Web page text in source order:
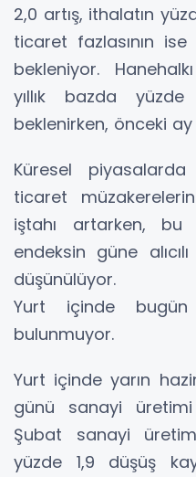
2,0 artış, ithalatın
ticaret fazlasının
bekleniyor.
yıllık bazda
beklenirken, önceki ay
Küresel
ticaret
iştahı artarken, bu
endeksin güne
düşünülüyor.
Yurt içinde
bulunmuyor.
Yurt içinde yarın
günü sanayi
Şubat sanayi
yüzde 1,9 düşüş